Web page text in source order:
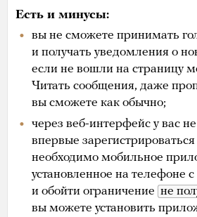
Есть и минусы:
вы не сможете принимать
и получать уведомления о
если не вошли на страницу
Читать сообщения, даже
вы сможете как обычно;
через веб-интерфейс у вас
впервые
необходимо мобильное
установленное на телефоне
и обойти ограничение не
вы можете установить